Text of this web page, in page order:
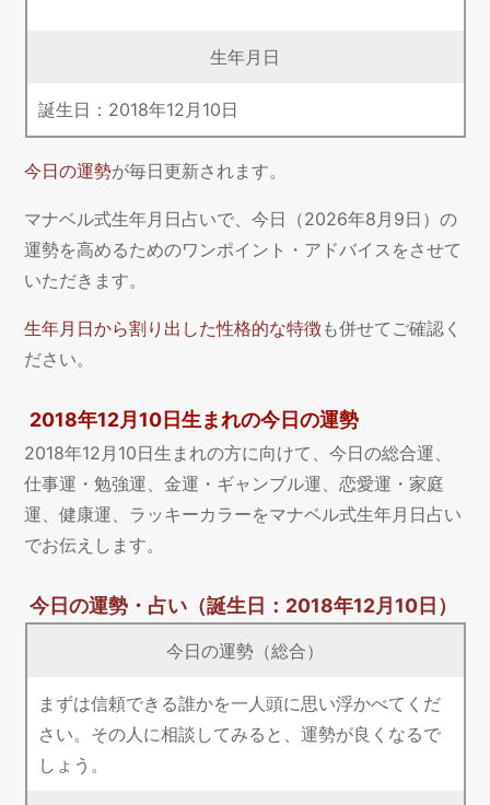
生年月日
誕生日： 2018年12 月 10日
今日の運勢が毎日更新されます。
マナベル式生年月日占いで、今日（2026年8月9日）の
運勢を高めるためのワンポイント・アドバイスをさせて
いただきます。
生年月日から割り出した性格的な特徴も併せてご確認く
ださい。
2018年12月10日生まれの今日の運勢
2018年12月10日生まれの方に向けて、今日の総合運、
仕事運・勉強運、金運・ギャンブル運、恋愛運・家庭
運、健康運、ラッキーカラーをマナベル式生年月日占い
でお伝えします。
今日の運勢・占い（誕生日：2018年12月10日）
今日の運勢（総合）
まずは信頼できる誰かを一人頭に思い浮かべてくだ
さい。その人に相談してみると、運勢が良くなるで
しょう。